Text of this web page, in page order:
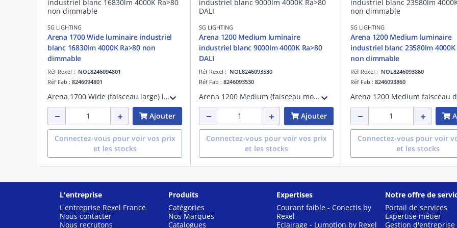
SG LIGHTING
Arena 1700 Wide luminaire industriel
blanc 16830lm 4000K Ra>80 non
dimmable
Réf Rexel : NOL8246094801
Réf Fab : 8246094801
Arena 1700 Wide (faisceau large) luminaire à usage industriel blanc LED 113W 4000K 16830 lumens 149 lumens/W non dimmable IRC >80 SDCM 3 UGR< 19 durée de vie : L90/B10>70 000 heures UGR< 19 acier et PMMA 230V classe I IP23 IK08
Ajouter
Connectez-vous pour voir vos prix
et les stocks
SG LIGHTING
Arena 1200 Medium luminaire
industriel blanc 9000lm 4000K Ra>80
DALI
Réf Rexel : NOL8246093530
Réf Fab : 8246093530
Arena 1200 Medium (faisceau moyen) luminaire à usage industriel blanc LED 57W 4000K 9000 lumens 158 lumens/W DALI IRC >80 SDCM 3 UGR< 19 durée de vie : L90/B10>70 000 heures UGR< 19 acier et PMMA 230V classe I IP23 IK08
Ajouter
Connectez-vous pour voir vos prix
et les stocks
SG LIGHTING
Arena 1200 Medium luminaire
industriel blanc 23580lm 4000K
non dimmable
Réf Rexel : NOL8246093860
Réf Fab : 8246093860
Connectez-vous pour voir
et les stocks
L'entreprise
L'entreprise Rexel France
Nous contacter
Nous recrutons
Produits
Catégories
Nos Marques
Catalogues
Expertises
Courant faible - Conectis by
Rexel
Eclairage - Lumotion by Rexel
Notre offre de
Portail de services
Expertise métier
Gestion d'entreprise